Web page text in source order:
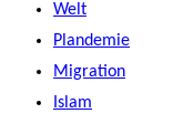
Welt
Plandemie
Migration
Islam